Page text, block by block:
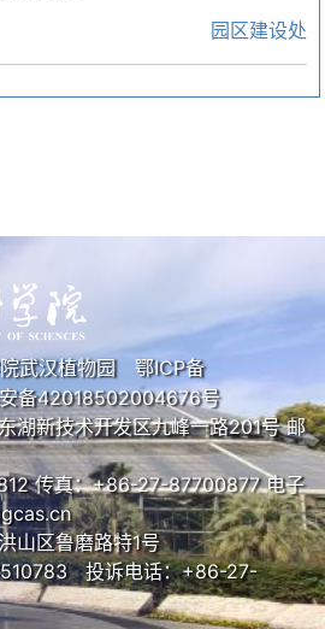
园区建设处
武汉植物园 鄂ICP备
备42018502004676号
湖新技术开发区九峰一路201号 邮
传真：+86-27-87700877 电子
山区鲁磨路特1号
投诉电话：+86-27-